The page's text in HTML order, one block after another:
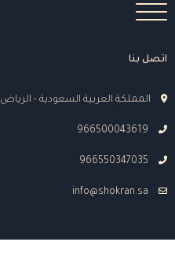
اتصل بنا
المملكة العربية السعودية - الرياض
966500043619
966550347035
info@shokran.sa